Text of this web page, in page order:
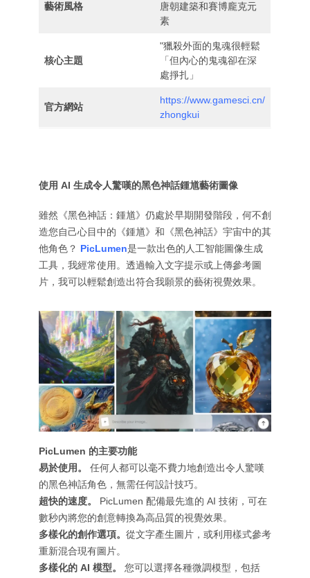
藝術風格
唐朝建築和賽博龐克元
素
核心主題
"獵殺外面的鬼魂很輕鬆
「但內心的鬼魂卻在深
處掙扎」
官方網站
https://www.gamesci.cn/
zhongkui
使用 AI 生成令人驚嘆的黑色神話鍾馗藝術圖像
雖然《黑色神話：鍾馗》仍處於早期開發階段，何不創
造您自己心目中的《鍾馗》和《黑色神話》宇宙中的其
他角色？ PicLumen是一款出色的人工智能圖像生成
工具，我經常使用。透過輸入文字提示或上傳參考圖
片，我可以輕鬆創造出符合我願景的藝術視覺效果。
PicLumen 的主要功能
易於使用。 任何人都可以毫不費力地創造出令人驚嘆
的黑色神話角色，無需任何設計技巧。
超快的速度。 PicLumen 配備最先進的 AI 技術，可在
數秒內將您的創意轉換為高品質的視覺效果。
多樣化的創作選項。 從文字產生圖片，或利用樣式參考
重新混合現有圖片。
多樣化的 AI 模型。 您可以選擇各種微調模型，包括